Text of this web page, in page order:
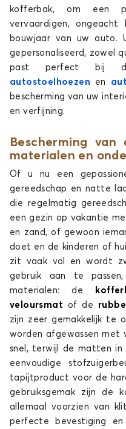
kofferbak, om een
vervaardigen,
bouwjaar van uw auto.
gepersonaliseerd, zowel
past perfect bij
autostoelhoezen en
bescherming van uw
en verfijning.
Bescherming van
materialen en
Of u nu een
gereedschap en natte
die regelmatig
een gezin op vakantie
en zand, of gewoon
doet en de kinderen of
zit vaak vol en wordt
gebruik aan te
materialen: de
veloursmat of de
zijn zeer gemakkelijk te
worden afgewassen met
snel, terwijl de matten in
eenvoudige
tapijtproduct voor de
gebruiksgemak zijn de
allemaal voorzien van
perfecte bevestiging